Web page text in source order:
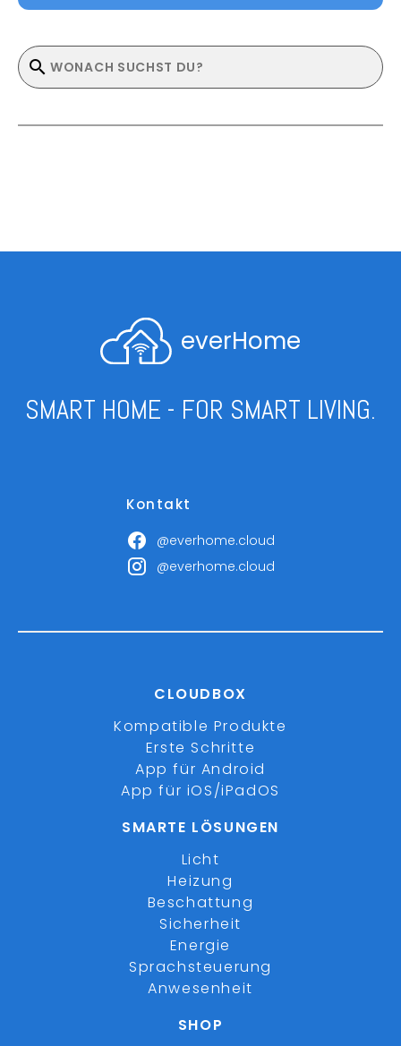
everHome
SMART HOME - FOR SMART LIVING.
Kontakt
@everhome.cloud
@everhome.cloud
CLOUDBOX
Kompatible Produkte
Erste Schritte
App für Android
App für iOS/iPadOS
SMARTE LÖSUNGEN
Licht
Heizung
Beschattung
Sicherheit
Energie
Sprachsteuerung
Anwesenheit
SHOP